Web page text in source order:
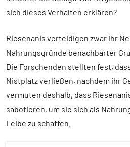
sich dieses Verhalten erklären?
Riesenanis verteidigen zwar ihr
Nahrungsgründe benachbarter
Die Forschenden stellten fest,
Nistplatz verließen, nachdem ihr
vermuten deshalb, dass
sabotieren, um sie sich als
Leibe zu schaffen.